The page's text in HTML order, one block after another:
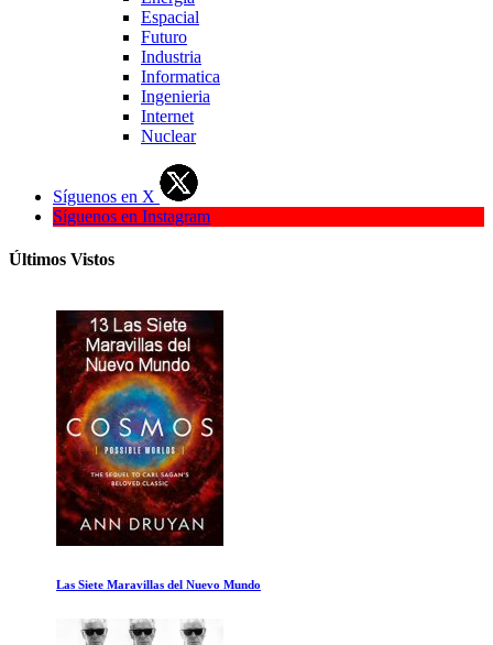
Espacial
Futuro
Industria
Informatica
Ingenieria
Internet
Nuclear
Síguenos en X
Síguenos en Instagram
Últimos Vistos
Las Siete Maravillas del Nuevo Mundo